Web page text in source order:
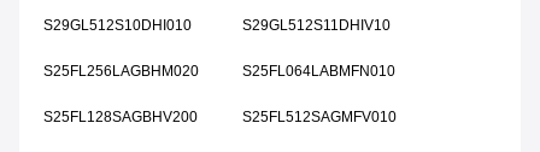
S29GL512S10DHI010 S29GL512S11DHIV10
S25FL256LAGBHM020 S25FL064LABMFN010
S25FL128SAGBHV200 S25FL512SAGMFV010